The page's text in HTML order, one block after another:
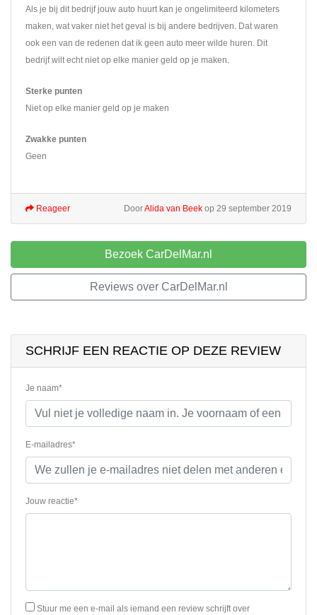
Als je bij dit bedrijf jouw auto huurt kan je ongelimiteerd kilometers
maken, wat vaker niet het geval is bij andere bedrijven. Dat waren
ook een van de redenen dat ik geen auto meer wilde huren. Dit
bedrijf wilt echt niet op elke manier geld op je maken.
Sterke punten
Niet op elke manier geld op je maken
Zwakke punten
Geen
DoorAlida van Beek op 29 september 2019
Reageer
Bezoek CarDelMar.nl
Reviews over CarDelMar.nl
SCHRIJF EEN REACTIE OP DEZE REVIEW
Je naam*
E-mailadres*
Jouw reactie*
Stuur me een e-mail als iemand een review schrijft over